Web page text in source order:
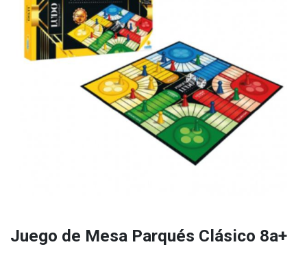
Juego de Mesa Parqués Clásico 8a+